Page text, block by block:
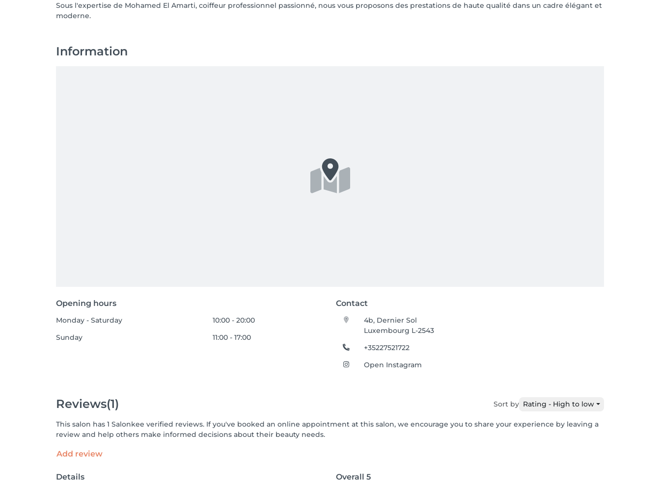
Sous l'expertise de Mohamed El Amarti, coiffeur professionnel passionné, nous vous proposons des prestations de haute qualité dans un cadre élégant et
moderne.
Information
Opening hours Contact
Monday - Saturday
10:00 - 20:00
Sunday
11:00 - 17:00
4b, Dernier Sol
Luxembourg L-2543
+35227521722
Open Instagram
Reviews(1) Sort by Rating - High to low
This salon has 1 Salonkee verified reviews. If you've booked an online appointment at this salon, we encourage you to share your experience by leaving a
review and help others make informed decisions about their beauty needs.
Add review
Details Overall 5